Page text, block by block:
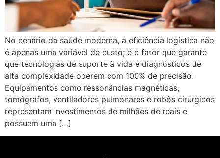
No cenário da saúde moderna, a eficiência logística não
é apenas uma variável de custo; é o fator que garante
que tecnologias de suporte à vida e diagnósticos de
alta complexidade operem com 100% de precisão.
Equipamentos como ressonâncias magnéticas,
tomógrafos, ventiladores pulmonares e robôs cirúrgicos
representam investimentos de milhões de reais e
possuem uma […]